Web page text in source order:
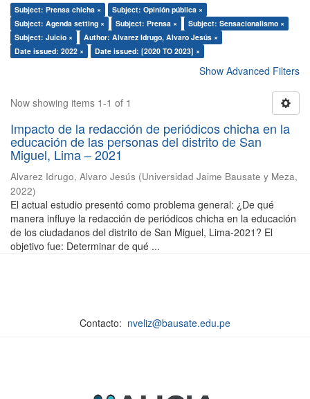
Subject: Prensa chicha ×
Subject: Opinión pública ×
Subject: Agenda setting ×
Subject: Prensa ×
Subject: Sensacionalismo ×
Subject: Juicio ×
Author: Alvarez Idrugo, Alvaro Jesús ×
Date issued: 2022 ×
Date issued: [2020 TO 2023] ×
Show Advanced Filters
Now showing items 1-1 of 1
Impacto de la redacción de periódicos chicha en la
educación de las personas del distrito de San
Miguel, Lima – 2021
Alvarez Idrugo, Alvaro Jesús (Universidad Jaime Bausate y Meza,
2022)
El actual estudio presentó como problema general: ¿De qué
manera influye la redacción de periódicos chicha en la educación
de los ciudadanos del distrito de San Miguel, Lima-2021? El
objetivo fue: Determinar de qué ...
Contacto: nveliz@bausate.edu.pe